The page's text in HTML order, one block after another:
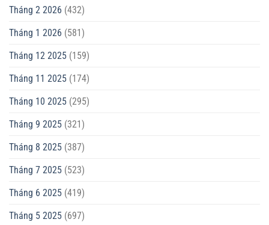
Tháng 2 2026 (432)
Tháng 1 2026 (581)
Tháng 12 2025 (159)
Tháng 11 2025 (174)
Tháng 10 2025 (295)
Tháng 9 2025 (321)
Tháng 8 2025 (387)
Tháng 7 2025 (523)
Tháng 6 2025 (419)
Tháng 5 2025 (697)